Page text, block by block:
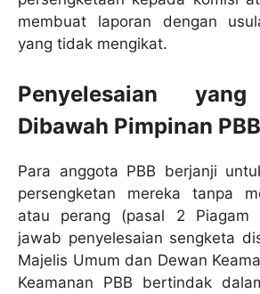
membuat laporan dengan
yang tidak mengikat.
Penyelesaian
Dibawah Pimpinan PBB
Para anggota PBB berjanji
persengketan mereka tanpa
atau perang (pasal 2 Piagam
jawab penyelesaian sengketa
Majelis Umum dan Dewan
Keamanan PBB bertindak